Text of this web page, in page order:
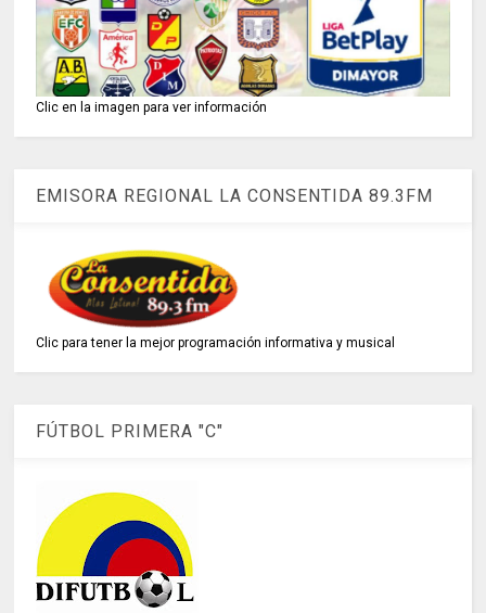
Clic en la imagen para ver información
EMISORA REGIONAL LA CONSENTIDA 89.3FM
Clic para tener la mejor programación informativa y musical
FÚTBOL PRIMERA "C"